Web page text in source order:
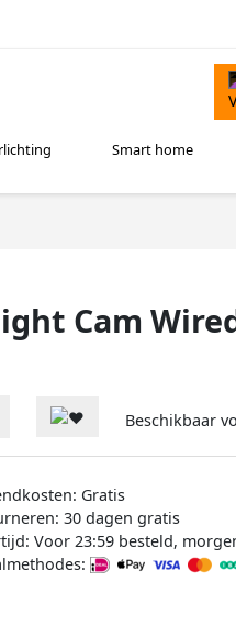
Smart home
Cam
Beschikbaar
Gratis
30 dagen gratis
Voor 23:59 besteld,